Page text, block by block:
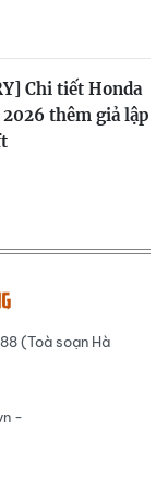
Chi tiết Honda
2026 thêm giả lập
(Toà soạn Hà
-